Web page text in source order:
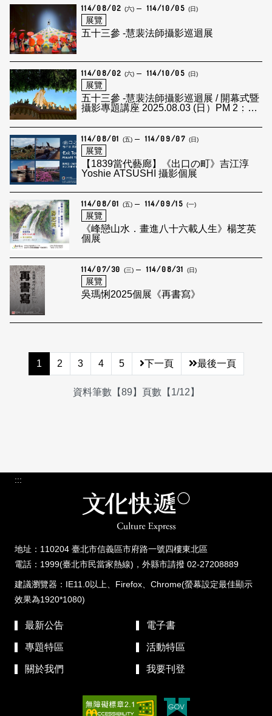
114/08/02 (六) 114/10/05 (日)
展覽
五十三參 -慧裴法師攝影巡迴展
114/08/02 (六) 114/10/05 (日)
展覽
五十三參 -慧裴法師攝影巡迴展 / 開幕式暨
攝影專題講座 2025.08.03 (日）PM 2：00-
人：慧裴法師
114/08/01 (五) 114/09/07 (日)
展覽
【1839當代藝廊】《出口の町》吉江淳
Yoshie ATSUSHI 攝影個展
114/08/01 (五) 114/09/15 (一)
展覽
《峰戀山水．畫進八十六載人生》楊芝英
個展
114/07/30 (三) 114/08/31 (日)
展覽
吳瑪悧2025個展《再書寫》
1 2 3 4 5 下一頁 最後一頁
資料筆數【89】頁數【1/12】
:::
地址：110204 臺北市信義區市府路一號四樓東北區
電話：1999(臺北市民當家熱線)，外縣市請撥 02-27208889
建議瀏覽器：IE11.0以上、Firefox、Chrome(螢幕設定最佳顯示
效果為1920*1080)
最新公告 電子書
專題特區 活動特區
關於我們 我要刊登